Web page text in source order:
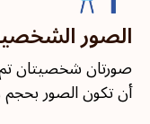
الصور
صورتان شخصيتان
أن تكون الصور